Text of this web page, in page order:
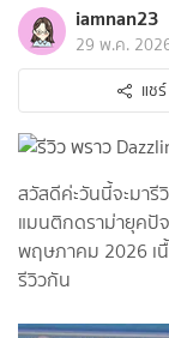
iamnan23
29 พ.ค.
แชร์
สวัสดีค่ะวันนี้จะมารี
แมนติกดราม่ายุคปั
พฤษภาคม 2026 เนื้
รีวิวกัน